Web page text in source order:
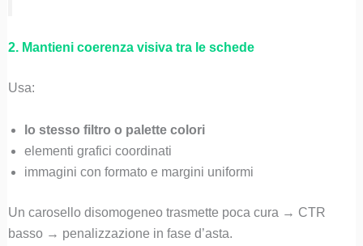
2. Mantieni coerenza visiva tra le schede
Usa:
lo stesso filtro o palette colori
elementi grafici coordinati
immagini con formato e margini uniformi
Un carosello disomogeneo trasmette poca cura → CTR
basso → penalizzazione in fase d’asta.